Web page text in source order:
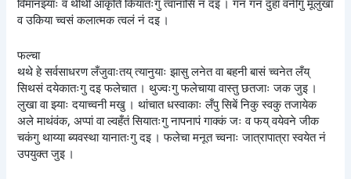
विमानझ्याः व थीथी आकृति कियातःगु त्वानासिँ नं दइ । गनं गनं दुहां वनीगु मूलुखा
व उकिया च्वसं कलात्मक त्वलं नं दइ ।
फल्चा
थथे हे सर्वसाधरण लँजुवाःतय् त्यानुयाः झासु लनेत वा बहनी बासं च्वनेत लँय्
सिथसं दयेकातःगु दइ फलेचात । थुज्वःगु फलेचाया वास्तु छतजाः जक जुइ ।
लुखा वा झ्याः दयाच्वनी मखु । थांचात धस्वाकाः लँपु सिबें निकु स्वकु तजायेक
अले माथंवंक, अप्पां वा ल्वहँतं सियातःगु नापनापं गाक्कं जः व फय् वयेवने जीक
चकंगु थाय्या ब्यवस्था यानातःगु दइ । फलेचा मनूत च्वनाः जात्रापात्रा स्वयेत नं
उपयुक्त जुइ ।